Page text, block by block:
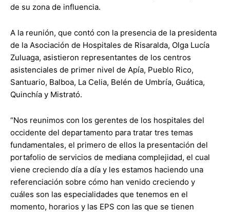
de su zona de influencia.
A la reunión, que contó con la presencia de la presidenta
de la Asociación de Hospitales de Risaralda, Olga Lucía
Zuluaga, asistieron representantes de los centros
asistenciales de primer nivel de Apía, Pueblo Rico,
Santuario, Balboa, La Celia, Belén de Umbría, Guática,
Quinchía y Mistrató.
“Nos reunimos con los gerentes de los hospitales del
occidente del departamento para tratar tres temas
fundamentales, el primero de ellos la presentación del
portafolio de servicios de mediana complejidad, el cual
viene creciendo día a día y les estamos haciendo una
referenciación sobre cómo han venido creciendo y
cuáles son las especialidades que tenemos en el
momento, horarios y las EPS con las que se tienen